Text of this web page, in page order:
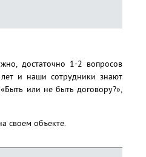
достаточно 1-2 вопросов
и наши сотрудники знают
или не быть договору?»,
своем объекте.